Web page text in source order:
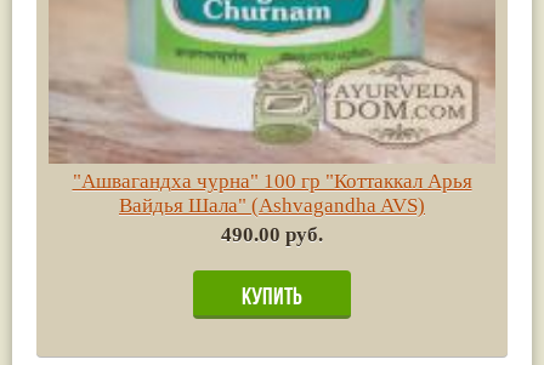
"Ашвагандха чурна" 100 гр "Коттаккал Арья
Вайдья Шала" (Ashvagandha AVS)
490.00 руб.